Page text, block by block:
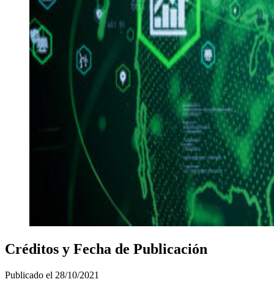
Créditos y Fecha de Publicación
Publicado el 28/10/2021